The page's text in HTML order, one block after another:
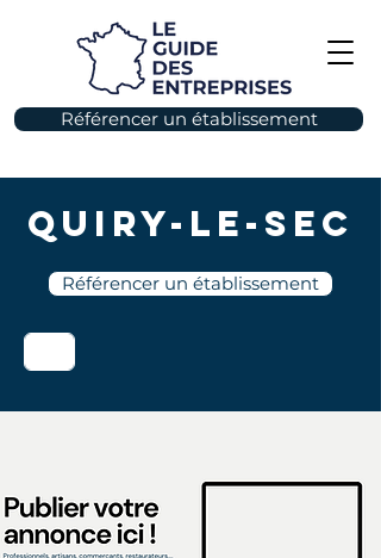
Référencer un établissement
Quiry-le-Sec
Référencer un établissement